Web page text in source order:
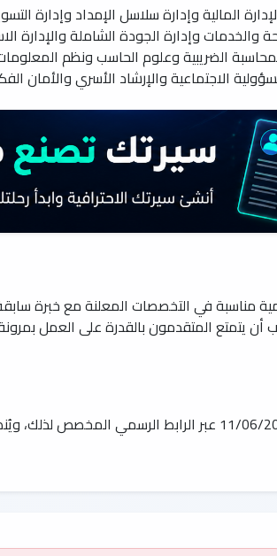
المالية وإدارة سلاسل الإمداد وإدارة
وإدارة الجودة الشاملة والإدارة
الضريبية وعلوم الحاسب ونظم
الاجتماعية والإرشاد الأسري والأمان
مناسبة في التخصصات المعلنة مع خبرة
أن يتمتع المتقدمون بالقدرة على العمل